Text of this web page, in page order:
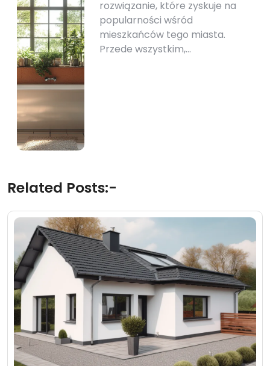
rozwiązanie, które zyskuje na
popularności wśród
mieszkańców tego miasta.
Przede wszystkim,…
Related Posts:-